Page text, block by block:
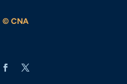
© CNA